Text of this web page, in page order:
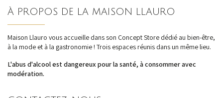
nos dernières
À PROPOS DE LA MAISON LLAURO
Maison Llauro vous accueille dans son Concept Store dédié au bien-être,
à la mode et à la gastronomie ! Trois espaces réunis dans un même lieu.
L'abus d'alcool est dangereux pour la santé, à consommer avec
modération.